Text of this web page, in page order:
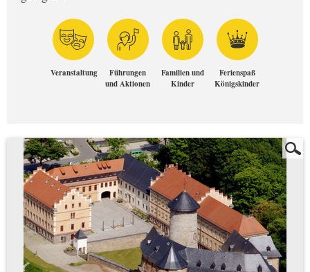
Veranstaltung
Führungen
und Aktionen
Familien und
Kinder
Ferienspaß
Königskinder